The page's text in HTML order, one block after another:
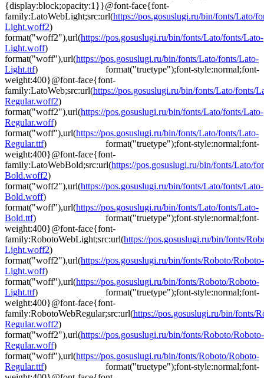
{display:block;opacity:1}}@font-face{font-
family:LatoWebLight;src:url(https://pos.gosuslugi.ru/bin/fonts/Lato/
Light.woff2)
format("woff2"),url(https://pos.gosuslugi.ru/bin/fonts/Lato/fonts/Lato-
Light.woff)
format("woff"),url(https://pos.gosuslugi.ru/bin/fonts/Lato/fonts/Lato-
Light.ttf) format("truetype");font-style:normal;font-
weight:400}@font-face{font-
family:LatoWeb;src:url(https://pos.gosuslugi.ru/bin/fonts/Lato/fonts/
Regular.woff2)
format("woff2"),url(https://pos.gosuslugi.ru/bin/fonts/Lato/fonts/Lato-
Regular.woff)
format("woff"),url(https://pos.gosuslugi.ru/bin/fonts/Lato/fonts/Lato-
Regular.ttf) format("truetype");font-style:normal;font-
weight:400}@font-face{font-
family:LatoWebBold;src:url(https://pos.gosuslugi.ru/bin/fonts/Lato/
Bold.woff2)
format("woff2"),url(https://pos.gosuslugi.ru/bin/fonts/Lato/fonts/Lato-
Bold.woff)
format("woff"),url(https://pos.gosuslugi.ru/bin/fonts/Lato/fonts/Lato-
Bold.ttf) format("truetype");font-style:normal;font-
weight:400}@font-face{font-
family:RobotoWebLight;src:url(https://pos.gosuslugi.ru/bin/fonts/
Light.woff2)
format("woff2"),url(https://pos.gosuslugi.ru/bin/fonts/Roboto/Roboto-
Light.woff)
format("woff"),url(https://pos.gosuslugi.ru/bin/fonts/Roboto/Roboto-
Light.ttf) format("truetype");font-style:normal;font-
weight:400}@font-face{font-
family:RobotoWebRegular;src:url(https://pos.gosuslugi.ru/bin/fonts/
Regular.woff2)
format("woff2"),url(https://pos.gosuslugi.ru/bin/fonts/Roboto/Roboto-
Regular.woff)
format("woff"),url(https://pos.gosuslugi.ru/bin/fonts/Roboto/Roboto-
Regular.ttf) format("truetype");font-style:normal;font-